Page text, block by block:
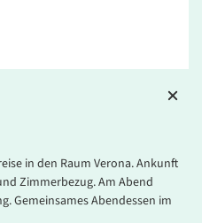
in den Raum Verona. Ankunft
Zimmerbezug. Am Abend
Gemeinsames Abendessen im